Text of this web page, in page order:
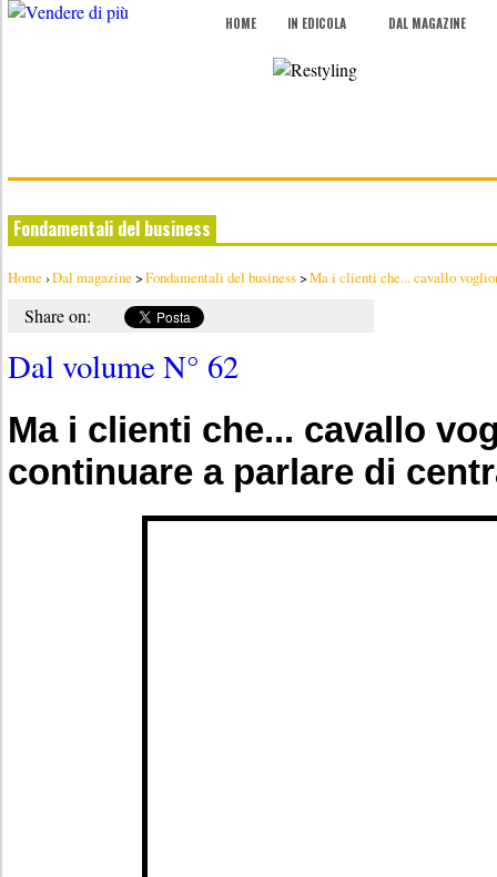
HOME IN EDICOLA DAL MAGAZINE
Fondamentali del business
Home ›Dal magazine >Fondamentali del business>Ma i clienti che... cavallo
Share on:
Dal volume N° 62
Ma i clienti che... cavallo
continuare a parlare di